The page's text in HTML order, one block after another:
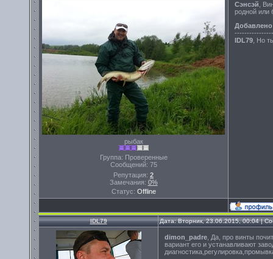
рыбак
Группа: Проверенные
Сообщений: 75
Репутация: 2
Замечания: 0%
Статус: Offline
Сэнсэй ,
родной или
Добавлено
IDL79 , Но
IDL79 Дата: Вторник, 23.06.2015, 00:04 |
dimon_padre , Да, про винты
вариант его и устанавливают